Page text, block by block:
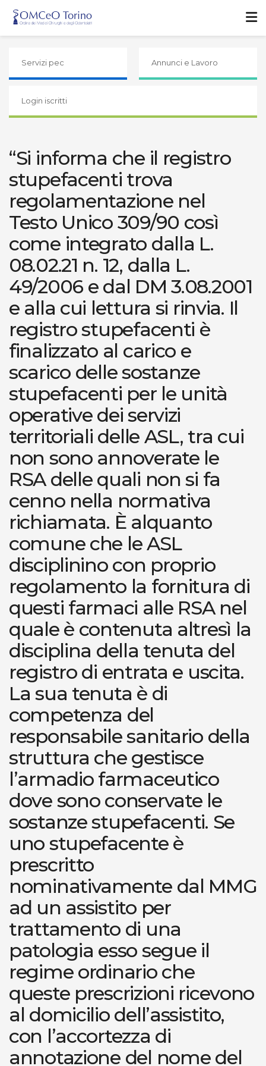
Servizi pec Annunci e Lavoro
Login iscritti
“Si informa che il registro
stupefacenti trova
regolamentazione nel
Testo Unico 309/90 così
come integrato dalla L.
08.02.21 n. 12, dalla L.
49/2006 e dal DM 3.08.2001
e alla cui lettura si rinvia. Il
registro stupefacenti è
finalizzato al carico e
scarico delle sostanze
stupefacenti per le unità
operative dei servizi
territoriali delle ASL, tra cui
non sono annoverate le
RSA delle quali non si fa
cenno nella normativa
richiamata. È alquanto
comune che le ASL
disciplinino con proprio
regolamento la fornitura di
questi farmaci alle RSA nel
quale è contenuta altresì la
disciplina della tenuta del
registro di entrata e uscita.
La sua tenuta è di
competenza del
responsabile sanitario della
struttura che gestisce
l’armadio farmaceutico
dove sono conservate le
sostanze stupefacenti. Se
uno stupefacente è
prescritto
nominativamente dal MMG
ad un assistito per
trattamento di una
patologia esso segue il
regime ordinario che
queste prescrizioni ricevono
al domicilio dell’assistito,
con l’accortezza di
annotazione del nome del